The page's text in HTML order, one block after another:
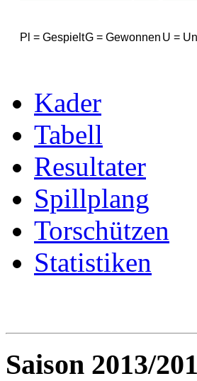
Pl = GespieltG = Gewonnen U =
Kader
Tabell
Resultater
Spillplang
Torschützen
Statistiken
Saison 2013/